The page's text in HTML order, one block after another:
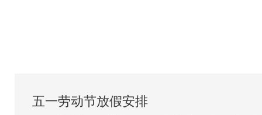
五一劳动节放假安排